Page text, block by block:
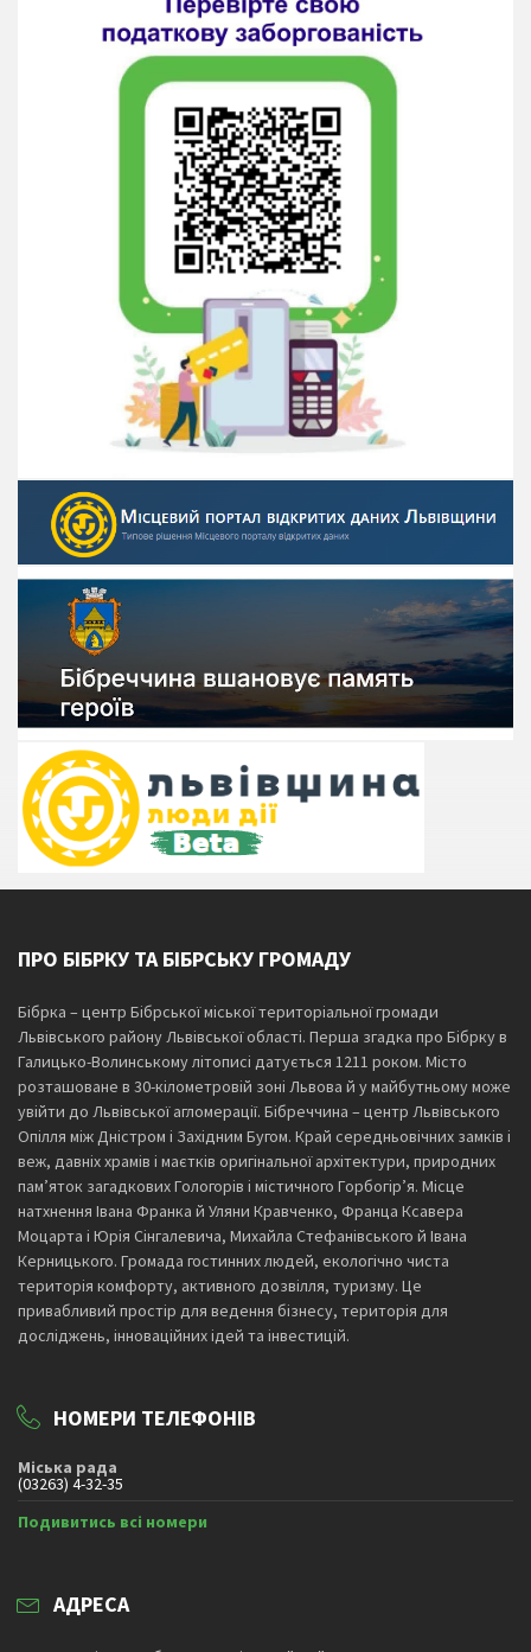
ПРО БІБРКУ ТА БІБРСЬКУ ГРОМАДУ
Бібрка – центр Бібрської міської територіальної громади
Львівського району Львівської області. Перша згадка про Бібрку в
Галицько-Волинському літописі датується 1211 роком. Місто
розташоване в 30-кілометровій зоні Львова й у майбутньому може
увійти до Львівської агломерації. Бібреччина – центр Львівського
Опілля між Дністром і Західним Бугом. Край середньовічних замків і
веж, давніх храмів і маєтків оригінальної архітектури, природних
пам’яток загадкових Гологорів і містичного Горбогір’я. Місце
натхнення Івана Франка й Уляни Кравченко, Франца Ксавера
Моцарта і Юрія Сінгалевича, Михайла Стефанівського й Івана
Керницького. Громада гостинних людей, екологічно чиста
територія комфорту, активного дозвілля, туризму. Це
привабливий простір для ведення бізнесу, територія для
досліджень, інноваційних ідей та інвестицій.
НОМЕРИ ТЕЛЕФОНІВ
Міська рада
(03263) 4-32-35
Подивитись всі номери
АДРЕСА